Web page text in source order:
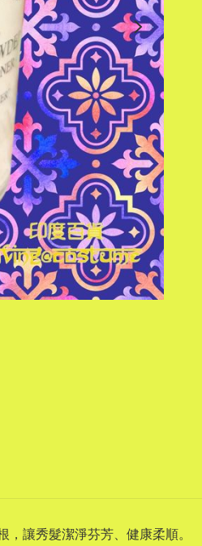
讓秀髮潔淨芬芳、健康柔順。